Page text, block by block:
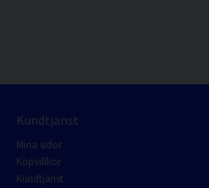
Kundtjänst
Mina sidor
Köpvillkor
Kundtjänst